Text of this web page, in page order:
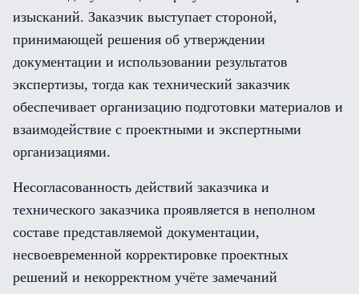
изысканий. Заказчик выступает стороной,
принимающей решения об утверждении
документации и использовании результатов
экспертизы, тогда как технический заказчик
обеспечивает организацию подготовки материалов и
взаимодействие с проектными и экспертными
организациями.
Несогласованность действий заказчика и
технического заказчика проявляется в неполном
составе представляемой документации,
несвоевременной корректировке проектных
решений и некорректном учёте замечаний